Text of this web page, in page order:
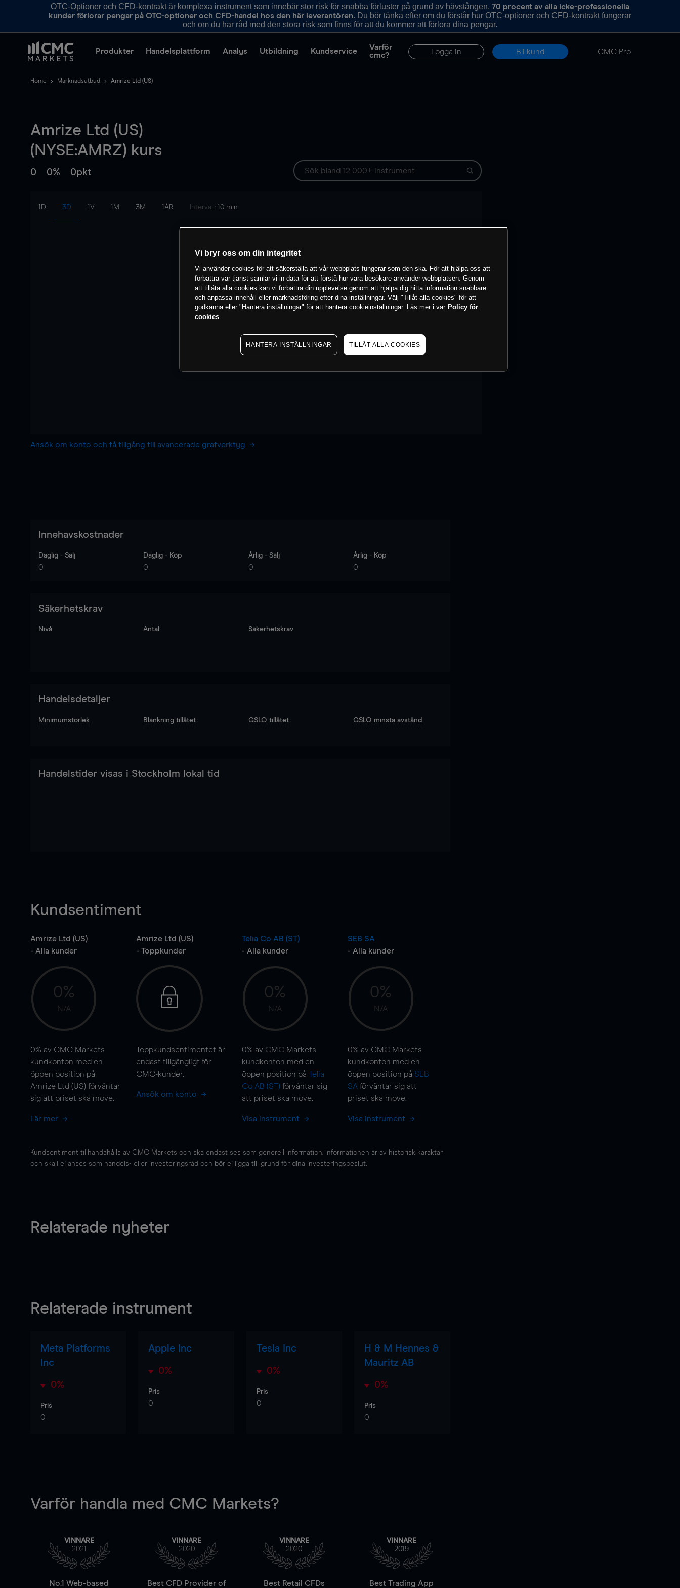
OTC-Optioner och CFD-kontrakt är komplexa instrument som innebär stor risk för snabba förluster på grund av hävstången. 70 procent av alla icke-professionella
kunder förlorar pengar på OTC-optioner och CFD-handel hos den här leverantören. Du bör tänka efter om du förstår hur OTC-optioner och CFD-kontrakt fungerar
och om du har råd med den stora risk som finns för att du kommer att förlora dina pengar.
Produkter Handelsplattform Analys Utbildning Kundservice
Varför
cmc?
Logga in Bli kund CMC Pro
Home Marknadsutbud Amrize Ltd (US)
Amrize Ltd (US)
(NYSE:AMRZ) kurs
0 0% 0pkt
1D 3D 1V 1M 3M 1ÅR Intervall: 10 min
Ansök om konto och få tillgång till avancerade grafverktyg
Innehavskostnader
Daglig - Sälj
0
Daglig - Köp
0
Årlig - Sälj
0
Årlig - Köp
0
Säkerhetskrav
Nivå Antal Säkerhetskrav
Handelsdetaljer
Minimumstorlek Blankning tillåtet GSLO tillåtet GSLO minsta avstånd
Handelstider visas i Stockholm lokal tid
Kundsentiment
Amrize Ltd (US)
- Alla kunder
0%
N/A
0% av CMC Markets
kundkonton med en
öppen position på
Amrize Ltd (US) förväntar
sig att priset ska move.
Lär mer
Amrize Ltd (US)
- Toppkunder
Toppkundsentimentet är
endast tillgängligt för
CMC-kunder.
Ansök om konto
Telia Co AB (ST)
- Alla kunder
0%
N/A
0% av CMC Markets
kundkonton med en
öppen position på Telia
Co AB (ST) förväntar sig
att priset ska move.
Visa instrument
SEB SA
- Alla kunder
0%
N/A
0% av CMC Markets
kundkonton med en
öppen position på SEB
SA förväntar sig att
priset ska move.
Visa instrument
Kundsentiment tillhandahålls av CMC Markets och ska endast ses som generell information. Informationen är av historisk karaktär
och skall ej anses som handels- eller investeringsråd och bör ej ligga till grund för dina investeringsbeslut.
Relaterade nyheter
Relaterade instrument
Meta Platforms
Inc
0%
Pris
0
Apple Inc
0%
Pris
0
Tesla Inc
0%
Pris
0
H & M Hennes &
Mauritz AB
0%
Pris
0
Varför handla med CMC Markets?
VINNARE
2021
No.1 Web-based
VINNARE
2020
Best CFD Provider of
VINNARE
2020
Best Retail CFDs
VINNARE
2019
Best Trading App
Vi bryr oss om din integritet
Vi använder cookies för att säkerställa att vår webbplats fungerar som den ska. För att hjälpa oss att
förbättra vår tjänst samlar vi in data för att förstå hur våra besökare använder webbplatsen. Genom
att tillåta alla cookies kan vi förbättra din upplevelse genom att hjälpa dig hitta information snabbare
och anpassa innehåll eller marknadsföring efter dina inställningar. Välj "Tillåt alla cookies" för att
godkänna eller "Hantera inställningar" för att hantera cookieinställningar. Läs mer i vår Policy för
cookies
HANTERA INSTÄLLNINGAR TILLÅT ALLA COOKIES